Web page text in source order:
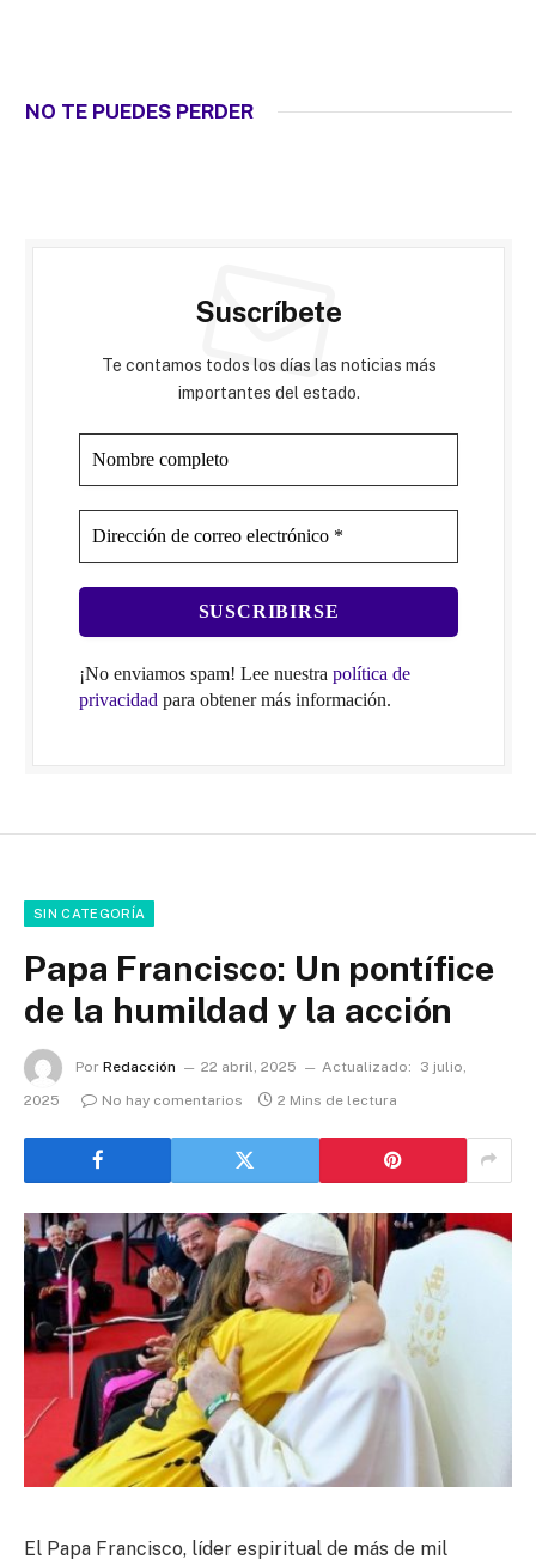
NO TE PUEDES PERDER
Suscríbete
Te contamos todos los días las noticias más
importantes del estado.
¡No enviamos spam! Lee nuestra política de
privacidad para obtener más información.
SIN CATEGORÍA
Papa Francisco: Un pontífice
de la humildad y la acción
Por Redacción 22 abril, 2025 Actualizado:
3 julio,
2025
No hay comentarios 2 Mins de lectura
El Papa Francisco, líder espiritual de más de mil